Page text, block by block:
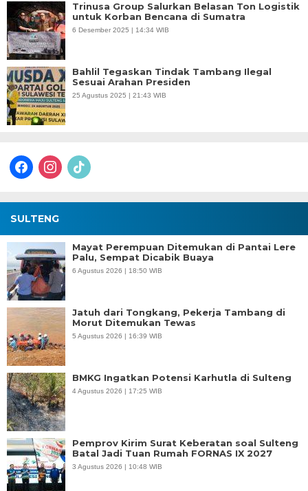
Trinusa Group Salurkan Belasan Ton Logistik
untuk Korban Bencana di Sumatra
6 Desember 2025 | 14:34 WIB
Bahlil Tegaskan Tindak Tambang Ilegal
Sesuai Arahan Presiden
25 Agustus 2025 | 21:43 WIB
facebookinstagram
tiktok
SULTENG
Mayat Perempuan Ditemukan di Pantai Lere
Palu, Sempat Dicabik Buaya
6 Agustus 2026 | 18:50 WIB
Jatuh dari Tongkang, Pekerja Tambang di
Morut Ditemukan Tewas
5 Agustus 2026 | 16:39 WIB
BMKG Ingatkan Potensi Karhutla di Sulteng
4 Agustus 2026 | 17:25 WIB
Pemprov Kirim Surat Keberatan soal Sulteng
Batal Jadi Tuan Rumah FORNAS IX 2027
3 Agustus 2026 | 10:48 WIB